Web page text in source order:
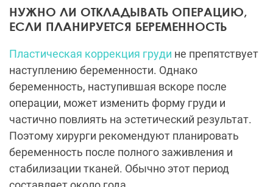
НУЖНО ЛИ ОТКЛАДЫВАТЬ ОПЕРАЦИЮ,
ЕСЛИ ПЛАНИРУЕТСЯ БЕРЕМЕННОСТЬ
Пластическая коррекция груди не препятствует
наступлению беременности. Однако
беременность, наступившая вскоре после
операции, может изменить форму груди и
частично повлиять на эстетический результат.
Поэтому хирурги рекомендуют планировать
беременность после полного заживления и
стабилизации тканей. Обычно этот период